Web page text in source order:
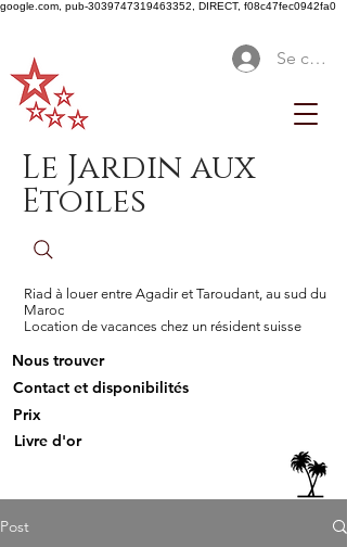
google.com, pub-3039747319463352, DIRECT, f08c47fec0942fa0
Se
Le Jardin aux
Etoiles
Riad à louer entre Agadir et Taroudant, au sud du
Maroc
Location de vacances chez un résident suisse
Nous trouver
Contact et disponibilités
Prix
Livre d'or
Post